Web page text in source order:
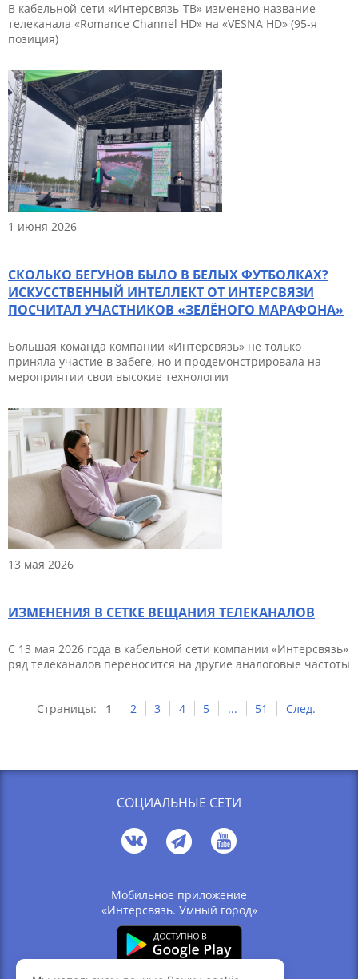
В кабельной сети «Интерсвязь-ТВ» изменено название
телеканала «Romance Channel HD» на «VESNA HD» (95-я
позиция)
1 июня 2026
СКОЛЬКО БЕГУНОВ БЫЛО В БЕЛЫХ ФУТБОЛКАХ?
ИСКУССТВЕННЫЙ ИНТЕЛЛЕКТ ОТ ИНТЕРСВЯЗИ
ПОСЧИТАЛ УЧАСТНИКОВ «ЗЕЛЁНОГО МАРАФОНА»
Большая команда компании «Интерсвязь» не только
приняла участие в забеге, но и продемонстрировала на
мероприятии свои высокие технологии
13 мая 2026
ИЗМЕНЕНИЯ В СЕТКЕ ВЕЩАНИЯ ТЕЛЕКАНАЛОВ
С 13 мая 2026 года в кабельной сети компании «Интерсвязь»
ряд телеканалов переносится на другие аналоговые частоты
Страницы: 1 2 3 4 5 ... 51 След.
СОЦИАЛЬНЫЕ СЕТИ
Мобильное приложение
«Интерсвязь. Умный город»